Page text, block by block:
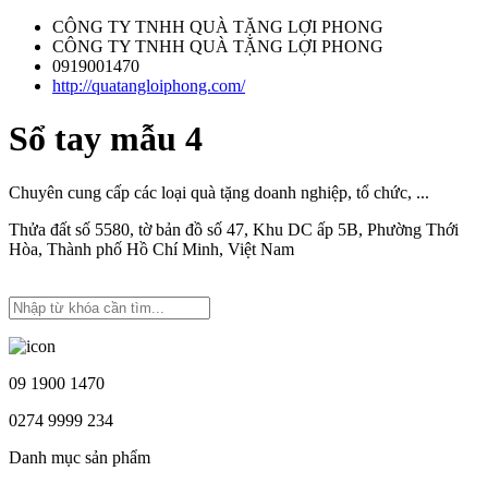
CÔNG TY TNHH QUÀ TẶNG LỢI PHONG
CÔNG TY TNHH QUÀ TẶNG LỢI PHONG
0919001470
http://quatangloiphong.com/
Sổ tay mẫu 4
Chuyên cung cấp các loại quà tặng doanh nghiệp, tổ chức, ...
Thửa đất số 5580, tờ bản đồ số 47, Khu DC ấp 5B, Phường Thới
Hòa, Thành phố Hồ Chí Minh, Việt Nam
09 1900 1470
0274 9999 234
Danh mục sản phẩm